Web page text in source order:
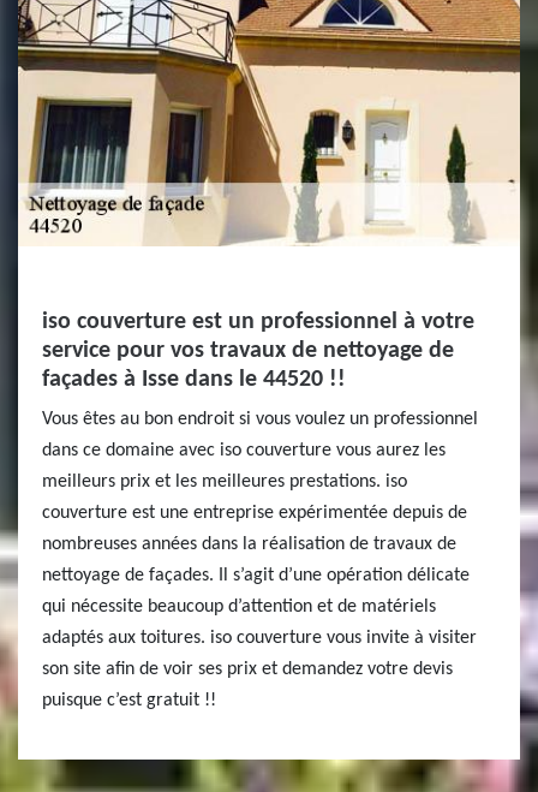
iso couverture est un professionnel à votre
service pour vos travaux de nettoyage de
façades à Isse dans le 44520 !!
Vous êtes au bon endroit si vous voulez un professionnel
dans ce domaine avec iso couverture vous aurez les
meilleurs prix et les meilleures prestations. iso
couverture est une entreprise expérimentée depuis de
nombreuses années dans la réalisation de travaux de
nettoyage de façades. Il s’agit d’une opération délicate
qui nécessite beaucoup d’attention et de matériels
adaptés aux toitures. iso couverture vous invite à visiter
son site afin de voir ses prix et demandez votre devis
puisque c’est gratuit !!